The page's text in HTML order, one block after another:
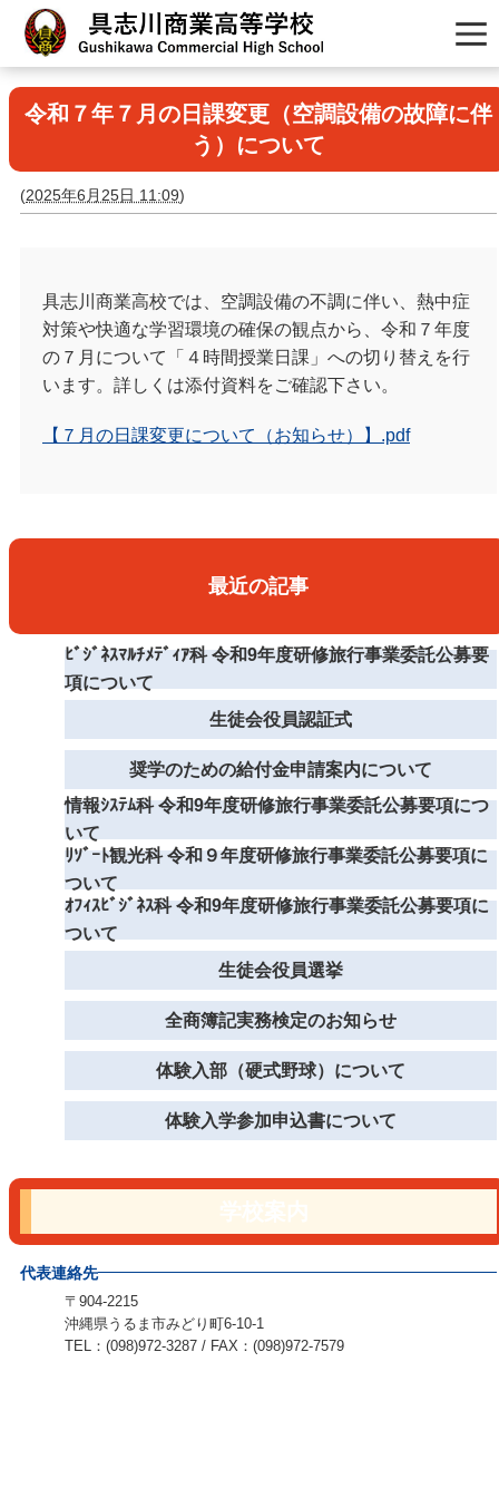
令和７年７月の日課変更（空調設備の故障に伴
う）について
(2025年6月25日 11:09)
具志川商業高校では、空調設備の不調に伴い、熱中症
対策や快適な学習環境の確保の観点から、令和７年度
の７月について「４時間授業日課」への切り替えを行
います。詳しくは添付資料をご確認下さい。
【７月の日課変更について（お知らせ）】.pdf
最近の記事
ﾋﾞｼﾞﾈｽﾏﾙﾁﾒﾃﾞｨｱ科 令和9年度研修旅行事業委託公募要
項について
生徒会役員認証式
奨学のための給付金申請案内について
情報ｼｽﾃﾑ科 令和9年度研修旅行事業委託公募要項につ
いて
ﾘｿﾞｰﾄ観光科 令和９年度研修旅行事業委託公募要項に
ついて
ｵﾌｨｽﾋﾞｼﾞﾈｽ科 令和9年度研修旅行事業委託公募要項に
ついて
生徒会役員選挙
全商簿記実務検定のお知らせ
体験入部（硬式野球）について
体験入学参加申込書について
代表連絡先
〒904-2215
沖縄県うるま市みどり町6-10-1
TEL：(098)972-3287 / FAX：(098)972-7579